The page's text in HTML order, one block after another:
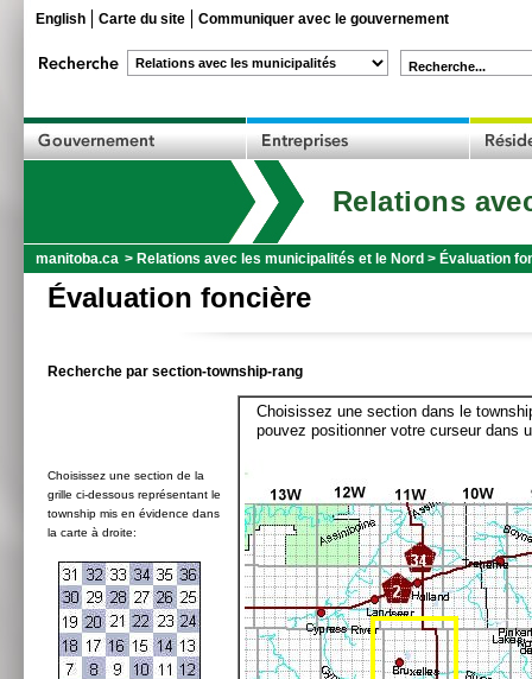
English Carte du site Communiquer avec le gouvernement
Recherche...
Relations
manitoba.ca > Relations avec les municipalités et le Nord > Évaluation
Évaluation foncière
Recherche par section-township-rang
Choisissez une section de la
grille ci-dessous représentant le
township mis en évidence dans
la carte à droite:
Choisissez une section dans le
pouvez positionner votre curseur dans